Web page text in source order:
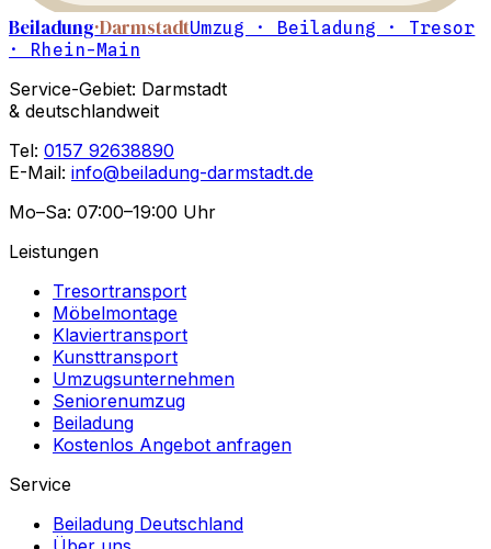
Beiladung·DarmstadtUmzug · Beiladung · Tresor
· Rhein-Main
Service-Gebiet: Darmstadt
& deutschlandweit
Tel: 0157 92638890
E-Mail: info@beiladung-darmstadt.de
Mo–Sa: 07:00–19:00 Uhr
Leistungen
Tresortransport
Möbelmontage
Klaviertransport
Kunsttransport
Umzugsunternehmen
Seniorenumzug
Beiladung
Kostenlos Angebot anfragen
Service
Beiladung Deutschland